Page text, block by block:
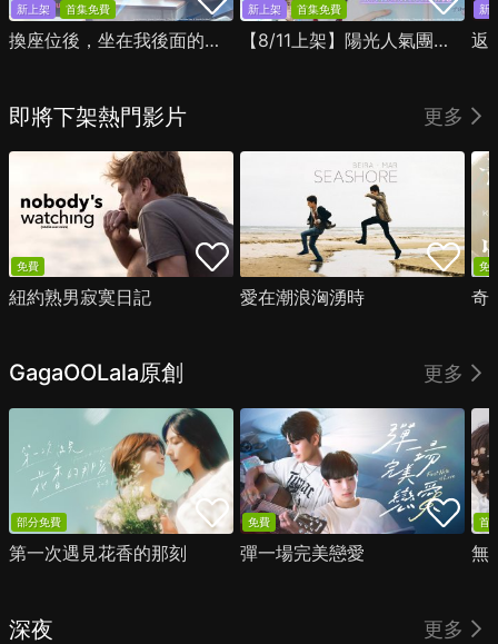
新上架 首集免費
換座位後，坐在我後面的男生好像喜歡我
新上架 首集免費
【8/11上架】陽光人氣團中的芹澤，在我面前卻有點不對勁
新
返
即將下架熱門影片 更多
免費
紐約熟男寂寞日記 愛在潮浪洶湧時
免
奇
GagaOOLala原創 更多
部分免費
第一次遇見花香的那刻
免費
彈一場完美戀愛
首
無
深夜 更多